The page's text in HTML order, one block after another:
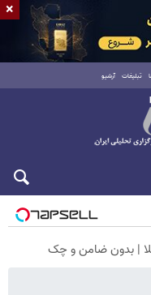
تبلیغات آرشیو
×